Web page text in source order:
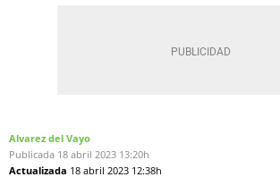
Alvarez del Vayo
Publicada 18 abril 2023 13:20h
Actualizada 18 abril 2023 12:38h